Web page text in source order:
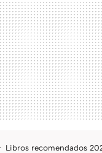
Libros recomendados